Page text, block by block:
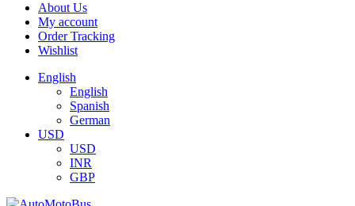
About Us
My account
Order Tracking
Wishlist
English
English
Spanish
German
USD
USD
INR
GBP